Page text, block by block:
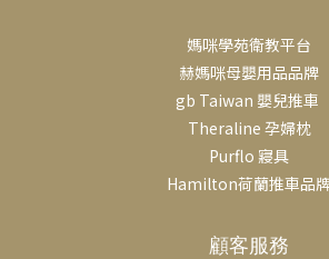
媽咪學苑衛教平台
赫媽咪母嬰用品品牌
gb Taiwan 嬰兒推車
Theraline 孕婦枕
Purflo 寢具
Hamilton荷蘭推車品
顧客服務